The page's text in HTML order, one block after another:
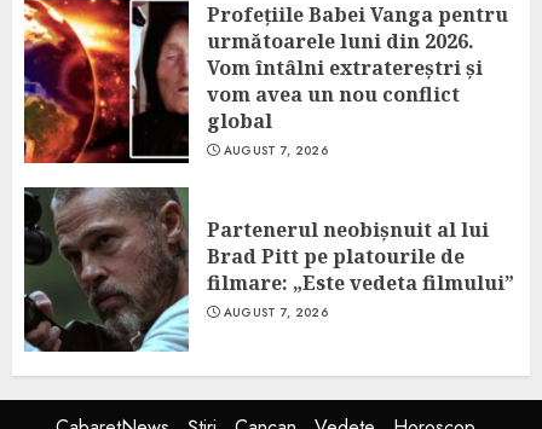
Profețiile Babei Vanga pentru
următoarele luni din 2026.
Vom întâlni extratereștri și
vom avea un nou conflict
global
AUGUST 7, 2026
Partenerul neobișnuit al lui
Brad Pitt pe platourile de
filmare: „Este vedeta filmului”
AUGUST 7, 2026